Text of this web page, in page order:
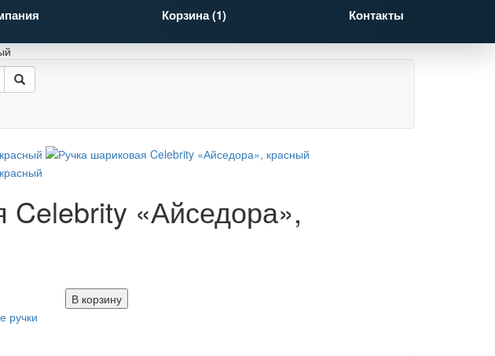
Корзина (1) Контакты
Celebrity «Айседора»,
В корзину
ручки